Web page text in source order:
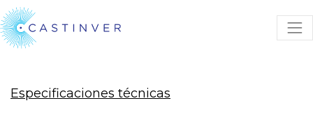
Especificaciones técnicas